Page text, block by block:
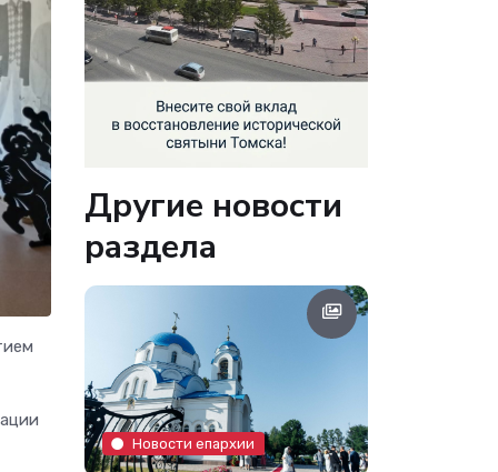
Другие новости
раздела
Новости епархии